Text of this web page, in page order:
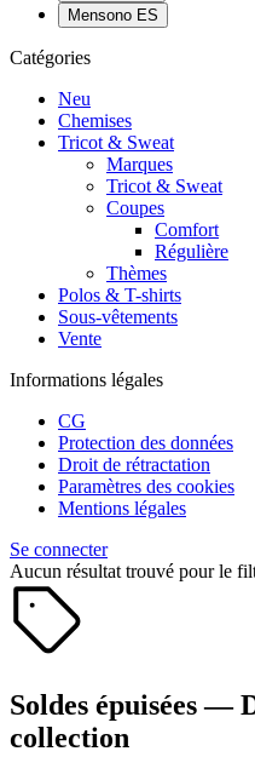
Mensono ES
Catégories
Neu
Chemises
Tricot & Sweat
Marques
Tricot & Sweat
Coupes
Comfort
Régulière
Thèmes
Polos & T-shirts
Sous-vêtements
Vente
Informations légales
CG
Protection des données
Droit de rétractation
Paramètres des cookies
Mentions légales
Se connecter
Aucun résultat trouvé pour le
Soldes épuisées —
collection